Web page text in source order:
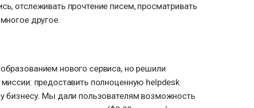
отслеживать прочтение писем, просматривать
другое.
нового сервиса, но решили
предоставить полноценную helpdesk
бизнесу. Мы дали пользователям возможность